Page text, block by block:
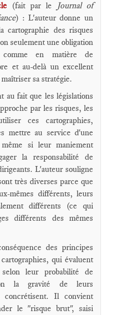
(fait par le
Journal of
) : L'auteur donne un
cartographie des risques
seulement une obligation
en matière de
et au-delà un excellent
sa stratégie.
au fait que les législations
par les risques, les
ces cartographies,
mettre au service d'une
même si leur maniement
la responsabilité de
L'auteur souligne
très diverses parce que
mêmes différents, leurs
différents (ce qui
différents des mêmes
des principes
qui évaluent
leur probabilité de
la gravité de leurs
concrétisent. Il convient
le "risque brut", saisi